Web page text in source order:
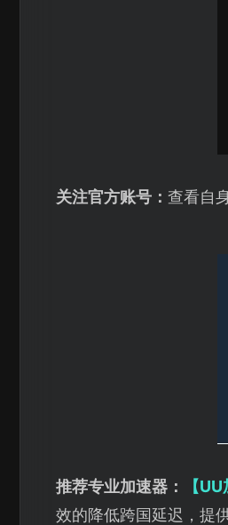
关注官方账号： 查看自
推荐专业加速器： 【
效的降低跨国延迟，提